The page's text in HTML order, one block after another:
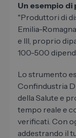
Un esempio di
"Produttori di
Emilia-
e III, proprio
100-500
Lo strumento
Confindustria
della Salute e
tempo reale e
verificati. Con
addestrando il